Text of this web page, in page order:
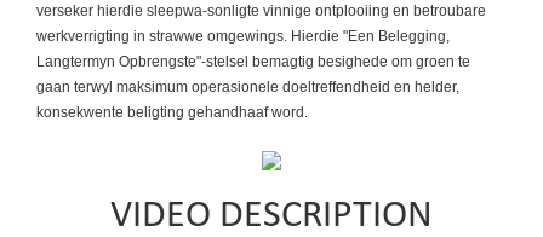
verseker hierdie sleepwa-sonligte vinnige ontplooiing en betroubare
werkverrigting in strawwe omgewings. Hierdie "Een Belegging,
Langtermyn Opbrengste"-stelsel bemagtig besighede om groen te
gaan terwyl maksimum operasionele doeltreffendheid en helder,
konsekwente beligting gehandhaaf word.
VIDEO DESCRIPTION